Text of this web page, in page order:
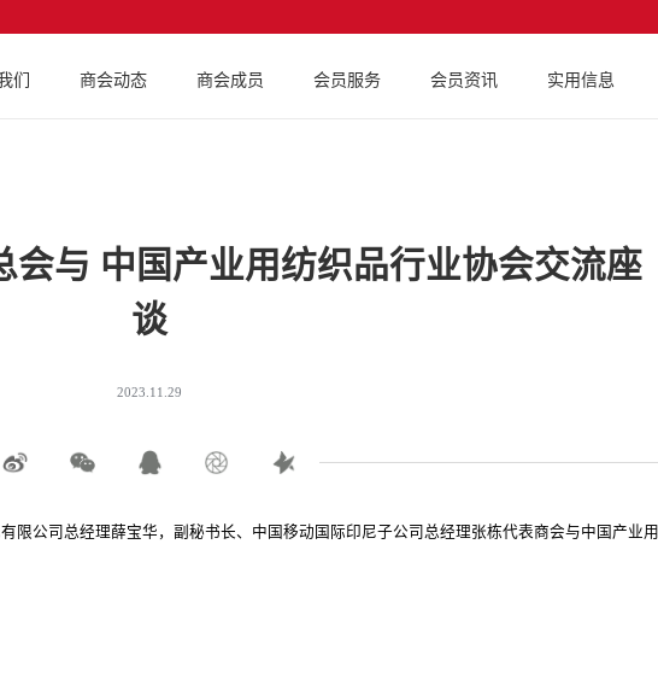
们 商会动态 商会成员 会员服务 会员资讯 实用信息
会与 中国产业用纺织品行业协会交流座
谈
2023.11.29
限公司总经理薛宝华，副秘书长、中国移动国际印尼子公司总经理张栋代表商会与中国产业用